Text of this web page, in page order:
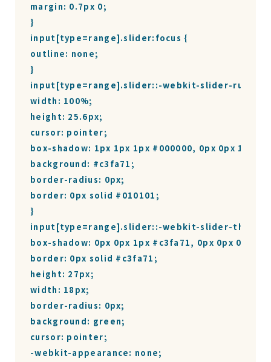
margin: 0.7px 0;
}
input[type=range].slider:focus {
outline: none;
}
input[type=range].slider::-webkit-slider-
width: 100%;
height: 25.6px;
cursor: pointer;
box-shadow: 1px 1px 1px #000000, 0px 0px 1px
background: #c3fa71;
border-radius: 0px;
border: 0px solid #010101;
}
input[type=range].slider::-webkit-slider-thumb {
box-shadow: 0px 0px 1px #c3fa71, 0px 0px 0px
border: 0px solid #c3fa71;
height: 27px;
width: 18px;
border-radius: 0px;
background: green;
cursor: pointer;
-webkit-appearance: none;